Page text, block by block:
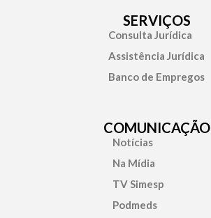
SERVIÇOS
Consulta Jurídica
Assistência Jurídica
Banco de Empregos
COMUNICAÇÃO
Notícias
Na Mídia
TV Simesp
Podmeds